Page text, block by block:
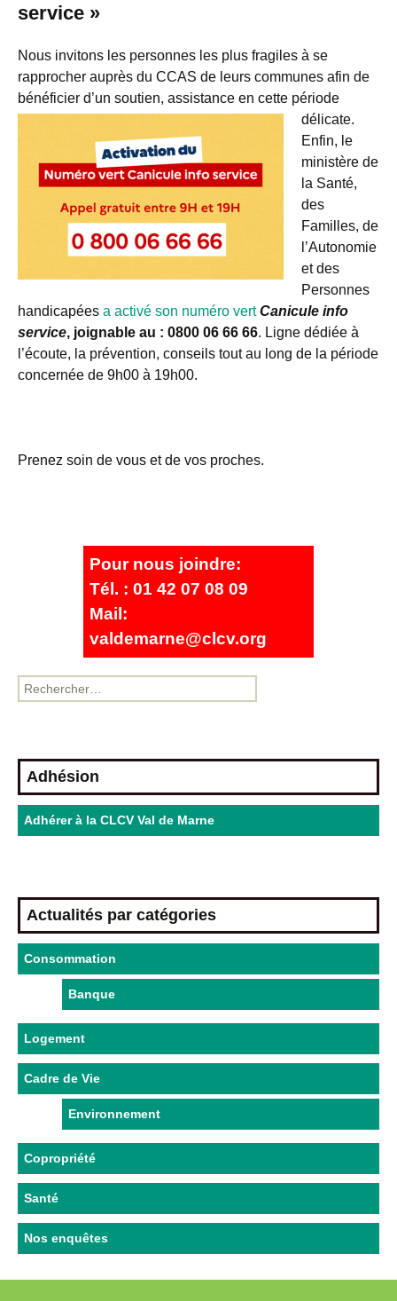
service »
Nous invitons les personnes les plus fragiles à se
rapprocher auprès du CCAS de leurs communes afin de
bénéficier d’un soutien, assistance en cette période
délicate.
Enfin, le
ministère de
la Santé,
des
Familles, de
l’Autonomie
et des
Personnes
handicapées a activé son numéro vert Canicule info
service, joignable au : 0800 06 66 66. Ligne dédiée à
l’écoute, la prévention, conseils tout au long de la période
concernée de 9h00 à 19h00.
Prenez soin de vous et de vos proches.
Pour nous joindre:
Tél. : 01 42 07 08 09
Mail:
valdemarne@clcv.org
Adhésion
Adhérer à la CLCV Val de Marne
Actualités par catégories
Consommation
Banque
Logement
Cadre de Vie
Environnement
Copropriété
Santé
Nos enquêtes